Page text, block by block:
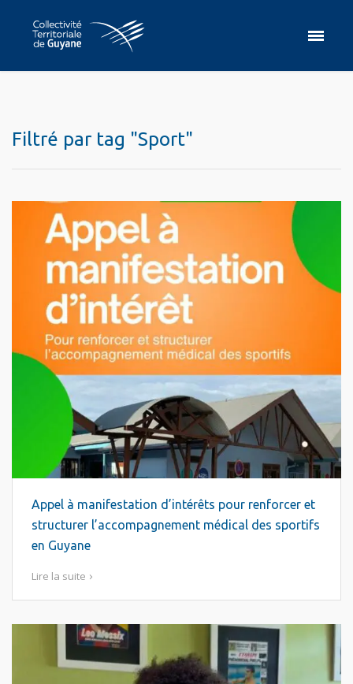
Filtré par tag "Sport"
Appel à manifestation d’intérêts pour renforcer et
structurer l’accompagnement médical des sportifs
en Guyane
Lire la suite